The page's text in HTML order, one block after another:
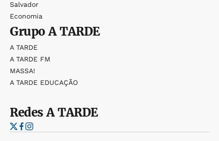
Salvador
Economia
GrupoA TARDE
A TARDE
A TARDE FM
MASSA!
A TARDE EDUCAÇÃO
RedesA TARDE